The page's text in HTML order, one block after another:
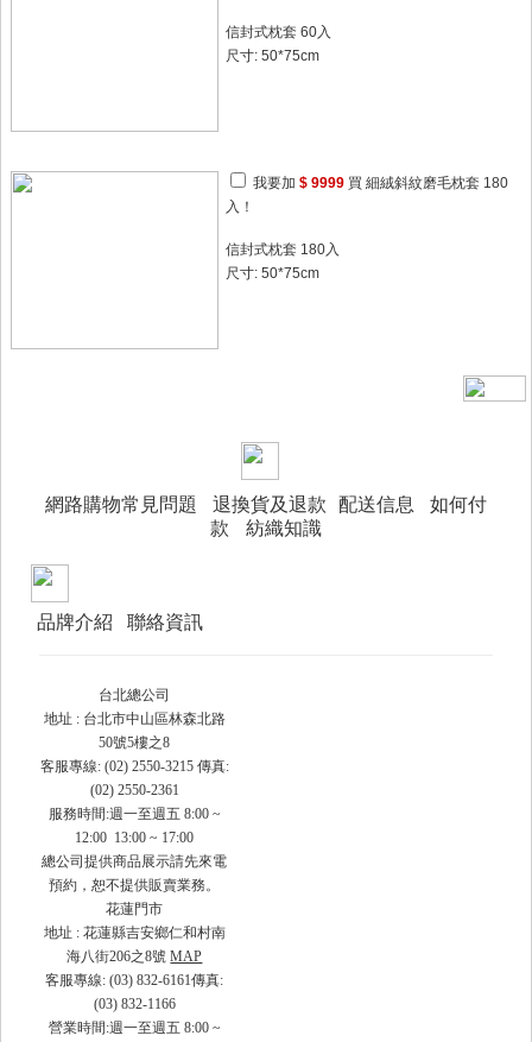
信封式枕套 60入
尺寸: 50*75cm
我要加 $ 9999 買 細絨斜紋磨毛枕套 180
入！
信封式枕套 180入
尺寸: 50*75cm
網路購物常見問題 退換貨及退款 配送信息
如何付
款
紡織知識
品牌介紹 聯絡資訊
台北總公司
地址 : 台北市中山區林森北路
50號5樓之8
客服專線: (02) 2550-3215 傳真:
(02) 2550-2361
服務時間:週一至週五 8:00 ~
12:00 13:00 ~ 17:00
總公司提供商品展示請先來電
預約，恕不提供販賣業務。
花蓮門市
地址 : 花蓮縣吉安鄉仁和村南
海八街206之8號MAP
客服專線: (03) 832-6161傳真:
(03) 832-1166
營業時間:週一至週五 8:00 ~